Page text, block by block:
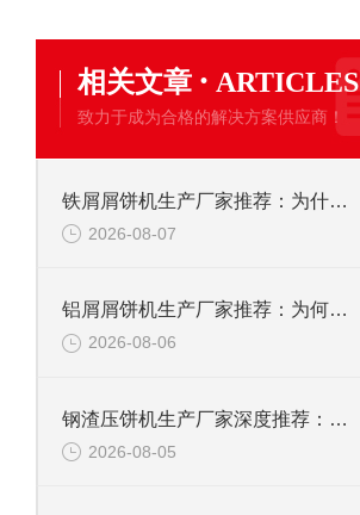
相关文章 · ARTICLES
致力于成为合格的解决方案供应商！
铁屑屑饼机生产厂家推荐：为什么恩派特是您的优选伙伴
2026-08-07
铝屑屑饼机生产厂家推荐：为何恩派特成为金属回收行业的“隐形优选”？
2026-08-06
钢渣压饼机生产厂家深度推荐：为何恩派特成为高净值产线的优选
2026-08-05